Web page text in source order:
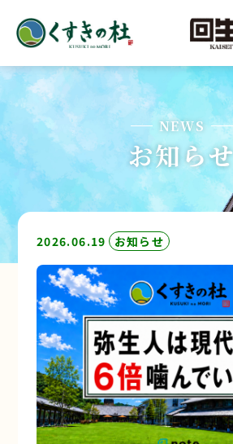
NEWS
お知らせ
2026.06.19 お知らせ